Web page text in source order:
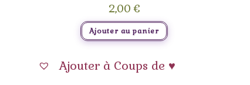
2,00€
Ajouter au panier
Ajouter à Coups de ♥